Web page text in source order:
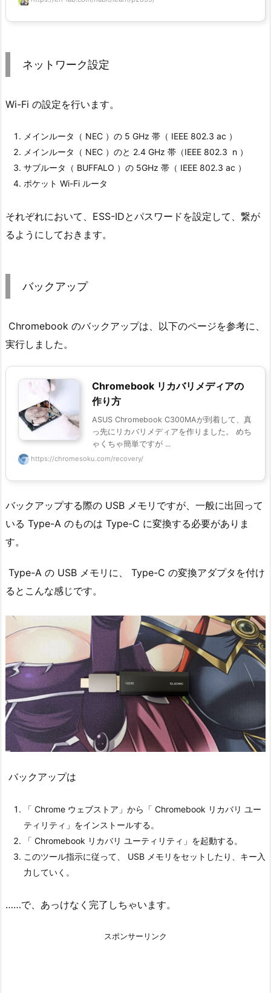
ネットワーク設定
Wi-Fi の設定を行います。
メインルータ（ NEC ）の 5 GHz 帯（ IEEE 802.3 ac ）
メインルータ（ NEC ）のと 2.4 GHz 帯（IEEE 802.3 n ）
サブルータ（ BUFFALO ）の 5GHz 帯（ IEEE 802.3 ac ）
ポケット Wi-Fi ルータ
それぞれにおいて、ESS-IDとパスワードを設定して、繋が
るようにしておきます。
バックアップ
Chromebook のバックアップは、以下のページを参考に、
実行しました。
Chromebook リカバリメディアの
作り方
ASUS Chromebook C300MAが到着して、真
っ先にリカバリメディアを作りました。 めち
ゃくちゃ簡単ですが ...
https://chromesoku.com/recovery/
バックアップする際の USB メモリですが、一般に出回って
いる Type-A のものは Type-C に変換する必要がありま
す。
Type-A の USB メモリに、 Type-C の変換アダプタを付け
るとこんな感じです。
バックアップは
「 Chrome ウェブストア」から「 Chromebook リカバリ ユー
ティリティ」をインストールする。
「 Chromebook リカバリ ユーティリティ」を起動する。
このツール指示に従って、 USB メモリをセットしたり、キー入
力していく。
……で、あっけなく完了しちゃいます。
スポンサーリンク